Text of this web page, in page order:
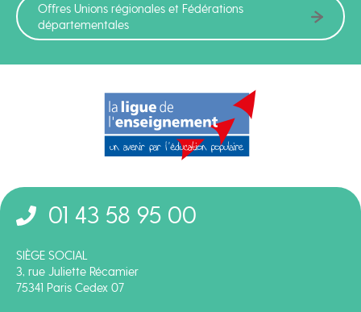
01 43 58 95 00
SIÈGE SOCIAL
3, rue Juliette Récamier
75341 Paris Cedex 07
Offres Unions régionales et Fédérations
départementales